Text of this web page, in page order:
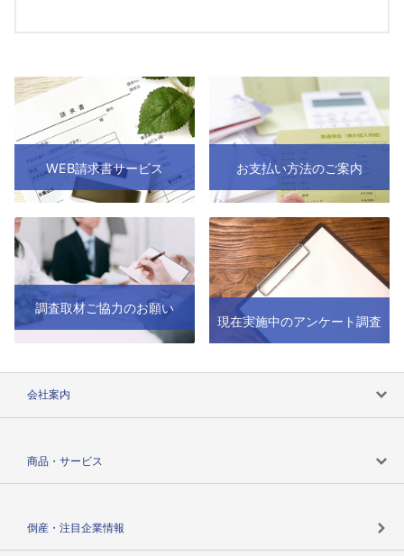
WEB請求書サービス お支払い方法のご案内
調査取材ご協力のお願い
現在実施中のアンケート調査
会社案内
商品・サービス
倒産・注目企業情報